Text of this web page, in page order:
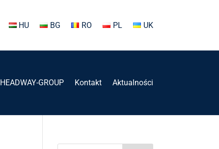
HU BG RO PL UK
HEADWAY-GROUP Kontakt Aktualności